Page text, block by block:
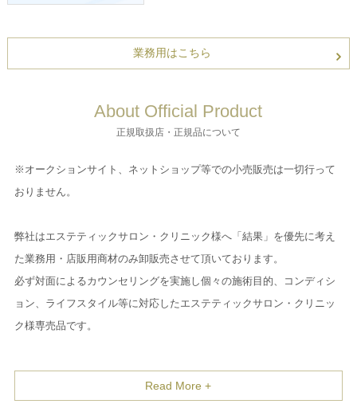
業務用はこちら
About Official Product
正規取扱店・正規品について
※オークションサイト、ネットショップ等での小売販売は一切行って
おりません。
弊社はエステティックサロン・クリニック様へ「結果」を優先に考え
た業務用・店販用商材のみ卸販売させて頂いております。
必ず対面によるカウンセリングを実施し個々の施術目的、コンディシ
ョン、ライフスタイル等に対応したエステティックサロン・クリニッ
ク様専売品です。
Read More +